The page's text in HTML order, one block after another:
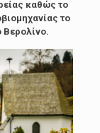
καθώς το
το
Βερολίνο.